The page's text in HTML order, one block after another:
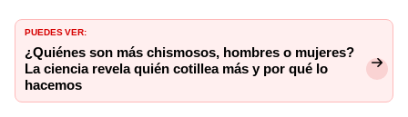
PUEDES VER:
¿Quiénes son más chismosos, hombres o mujeres?
La ciencia revela quién cotillea más y por qué lo
hacemos